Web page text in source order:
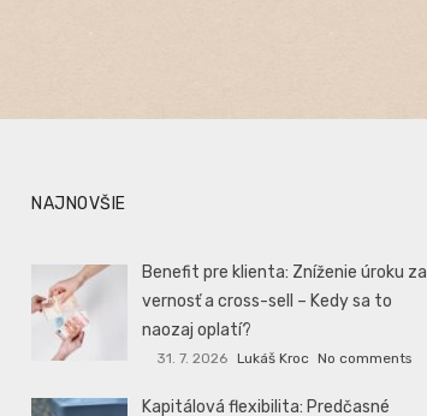
NAJNOVŠIE
Benefit pre klienta: Zníženie úroku za
vernosť a cross-sell – Kedy sa to
naozaj oplatí?
31. 7. 2026 Lukáš Kroc No comments
Kapitálová flexibilita: Predčasné